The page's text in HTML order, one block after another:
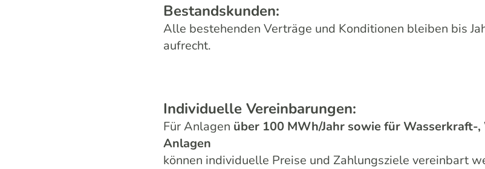
Bestandskunden:
Alle bestehenden Verträge und Konditionen bleiben bis
aufrecht.
Individuelle Vereinbarungen:
Für Anlagen über 100 MWh/Jahr sowie für
Anlagen
können individuelle Preise und Zahlungsziele vereinbart